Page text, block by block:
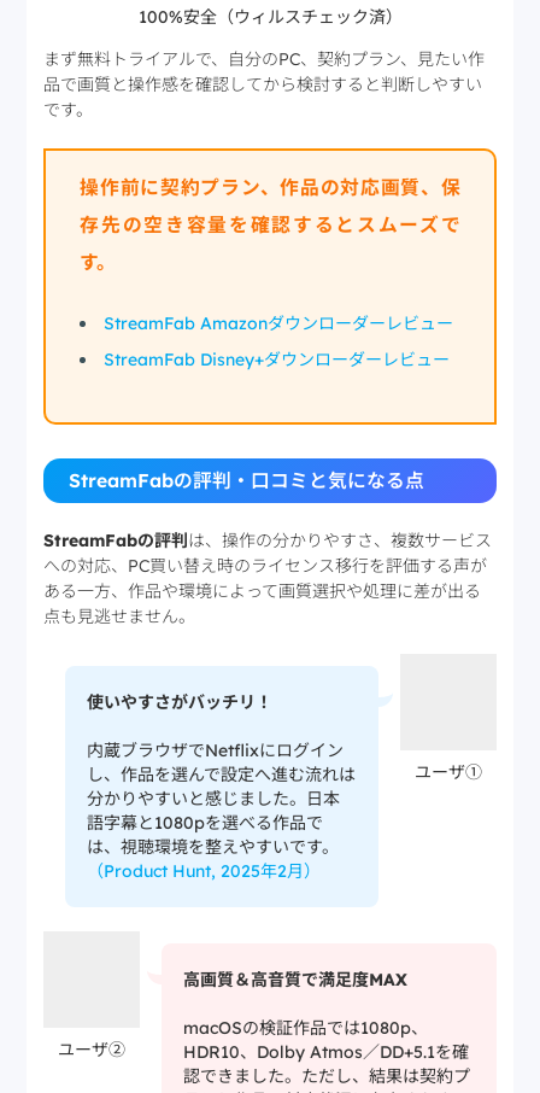
100%安全（ウィルスチェック済）
まず無料トライアルで、自分のPC、契約プラン、見たい作
品で画質と操作感を確認してから検討すると判断しやすい
です。
操作前に契約プラン、作品の対応画質、保
存先の空き容量を確認するとスムーズで
す。
StreamFab Amazonダウンローダーレビュー
StreamFab Disney+ダウンローダーレビュー
StreamFabの評判・口コミと気になる点
StreamFabの評判は、操作の分かりやすさ、複数サービス
への対応、PC買い替え時のライセンス移行を評価する声が
ある一方、作品や環境によって画質選択や処理に差が出る
点も見逃せません。
ユーザ①
使いやすさがバッチリ！
内蔵ブラウザでNetflixにログイン
し、作品を選んで設定へ進む流れは
分かりやすいと感じました。日本
語字幕と1080pを選べる作品で
は、視聴環境を整えやすいです。
（Product Hunt, 2025年2月）
ユーザ②
高画質＆高音質で満足度MAX
macOSの検証作品では1080p、
HDR10、Dolby Atmos／DD+5.1を確
認できました。ただし、結果は契約プ